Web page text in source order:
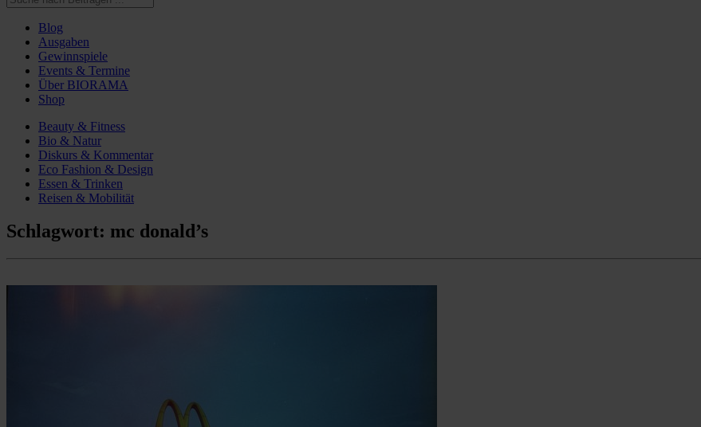
Blog
Ausgaben
Gewinnspiele
Events & Termine
Über BIORAMA
Shop
Beauty & Fitness
Bio & Natur
Diskurs & Kommentar
Eco Fashion & Design
Essen & Trinken
Reisen & Mobilität
Schlagwort: mc donald’s